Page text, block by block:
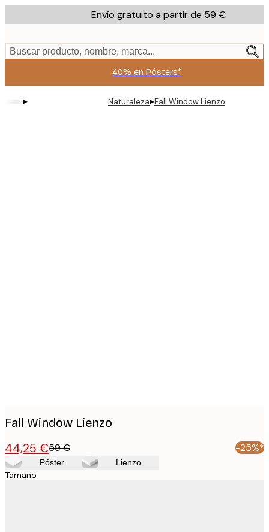
to
content.
Envío gratuito a partir de 59 €
Buscar producto, nombre, marca...
40% en Pósters*
▸ Naturaleza▸Fall Window Lienzo
Fall Window Lienzo
44,25 €59 € -25%*
Póster Lienzo
Tamaño